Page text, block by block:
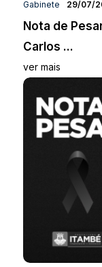
Gabinete 29/07/
Nota de
Carlos ...
ver mais